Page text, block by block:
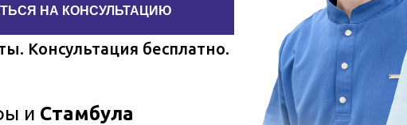
Консультация бесплатно.
и Стамбула
НА КОНСУЛЬТАЦИЮ